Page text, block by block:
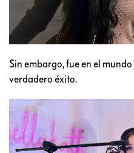
Sin embargo, fue en el
verdadero éxito.